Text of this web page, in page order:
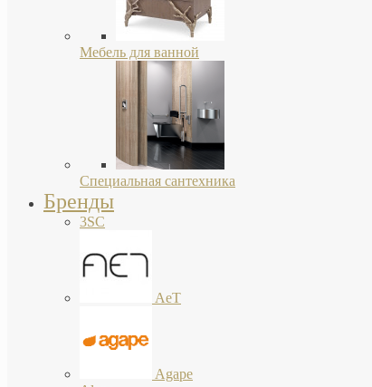
Мебель для ванной
Специальная сантехника
Бренды
3SC
AeT
Agape